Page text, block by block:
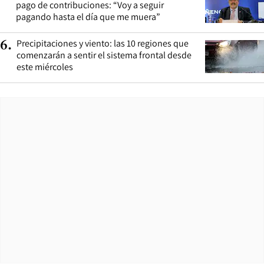
pago de contribuciones: “Voy a seguir
pagando hasta el día que me muera”
6. Precipitaciones y viento: las 10 regiones que
comenzarán a sentir el sistema frontal desde
este miércoles